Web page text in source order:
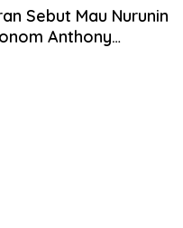
Sebut Mau Nurunin
Anthony